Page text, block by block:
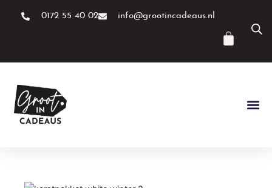
0172 55 40 02 info@grootincadeaus.nl